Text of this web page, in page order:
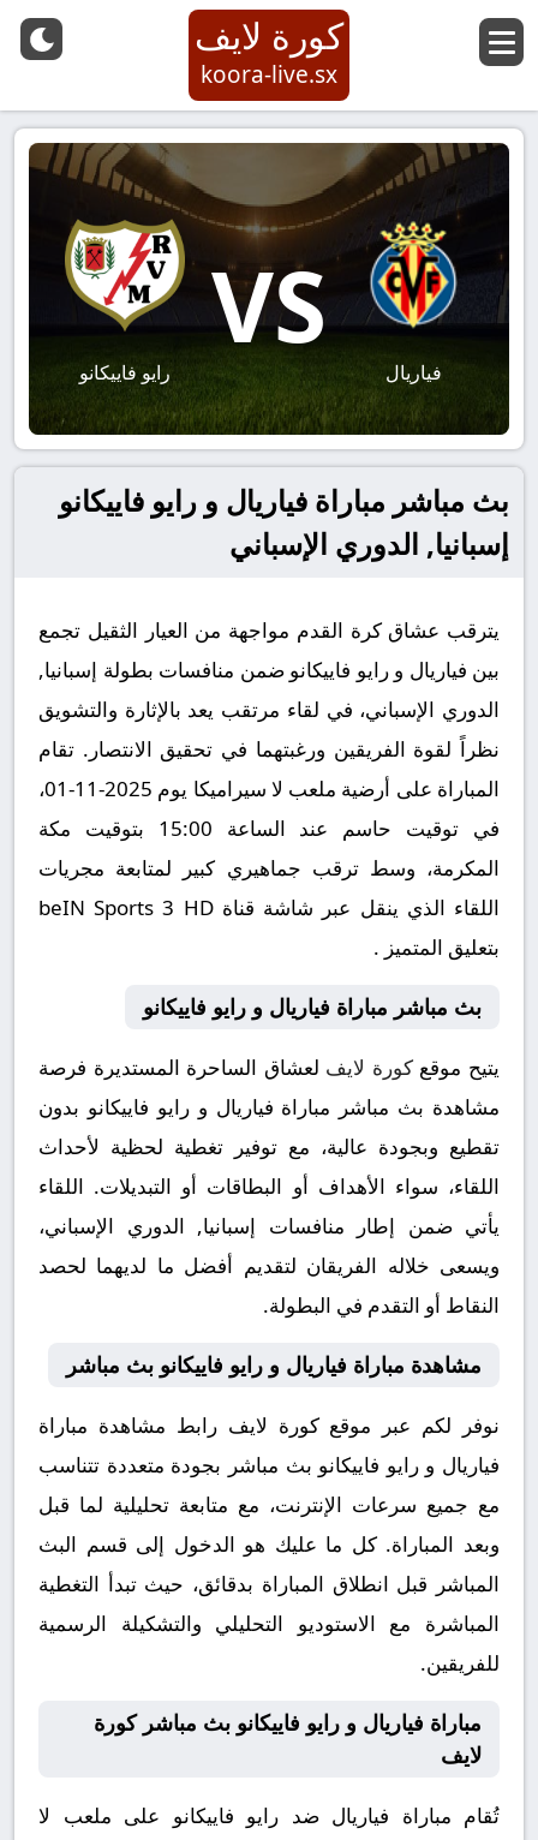
كورة لايف
koora-live.sx
فياريال
VS
رايو فاييكانو
بث مباشر مباراة فياريال و رايو فاييكانو
إسبانيا, الدوري الإسباني
يترقب عشاق كرة القدم مواجهة من العيار الثقيل تجمع
بين فياريال و رايو فاييكانو ضمن منافسات بطولة إسبانيا,
الدوري الإسباني، في لقاء مرتقب يعد بالإثارة والتشويق
نظراً لقوة الفريقين ورغبتهما في تحقيق الانتصار. تقام
المباراة على أرضية ملعب لا سيراميكا يوم 2025-11-01،
في توقيت حاسم عند الساعة 15:00 بتوقيت مكة
المكرمة، وسط ترقب جماهيري كبير لمتابعة مجريات
اللقاء الذي ينقل عبر شاشة قناة beIN Sports 3 HD
بتعليق المتميز .
بث مباشر مباراة فياريال و رايو فاييكانو
يتيح موقعكورة لايف لعشاق الساحرة المستديرة فرصة
مشاهدة بث مباشر مباراة فياريال و رايو فاييكانو بدون
تقطيع وبجودة عالية، مع توفير تغطية لحظية لأحداث
اللقاء، سواء الأهداف أو البطاقات أو التبديلات. اللقاء
يأتي ضمن إطار منافسات إسبانيا, الدوري الإسباني،
ويسعى خلاله الفريقان لتقديم أفضل ما لديهما لحصد
النقاط أو التقدم في البطولة.
مشاهدة مباراة فياريال و رايو فاييكانو بث مباشر
نوفر لكم عبر موقع كورة لايف رابط مشاهدة مباراة
فياريال و رايو فاييكانو بث مباشر بجودة متعددة تتناسب
مع جميع سرعات الإنترنت، مع متابعة تحليلية لما قبل
وبعد المباراة. كل ما عليك هو الدخول إلى قسم البث
المباشر قبل انطلاق المباراة بدقائق، حيث تبدأ التغطية
المباشرة مع الاستوديو التحليلي والتشكيلة الرسمية
للفريقين.
مباراة فياريال و رايو فاييكانو بث مباشر كورة
لايف
تُقام مباراة فياريال ضد رايو فاييكانو على ملعب لا